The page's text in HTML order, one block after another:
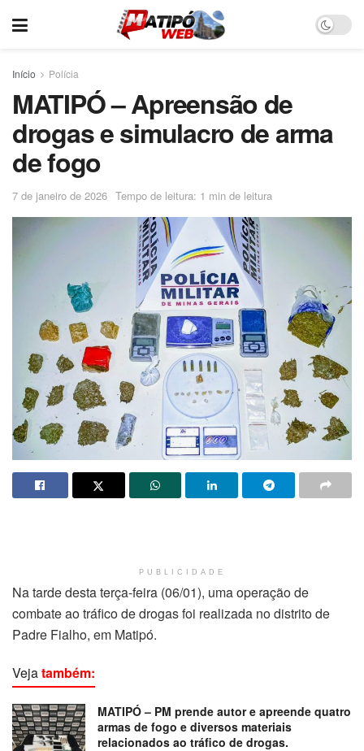
Início Polícia
MATIPÓ – Apreensão de
drogas e simulacro de arma
de fogo
7 de janeiro de 2026 Tempo de leitura: 1 min de leitura
PUBLICIDADE
Na tarde desta terça-feira (06/01), uma operação de
combate ao tráfico de drogas foi realizada no distrito de
Padre Fialho, em Matipó.
Vejatambém:
MATIPÓ – PM prende autor e apreende quatro
armas de fogo e diversos materiais
relacionados ao tráfico de drogas.